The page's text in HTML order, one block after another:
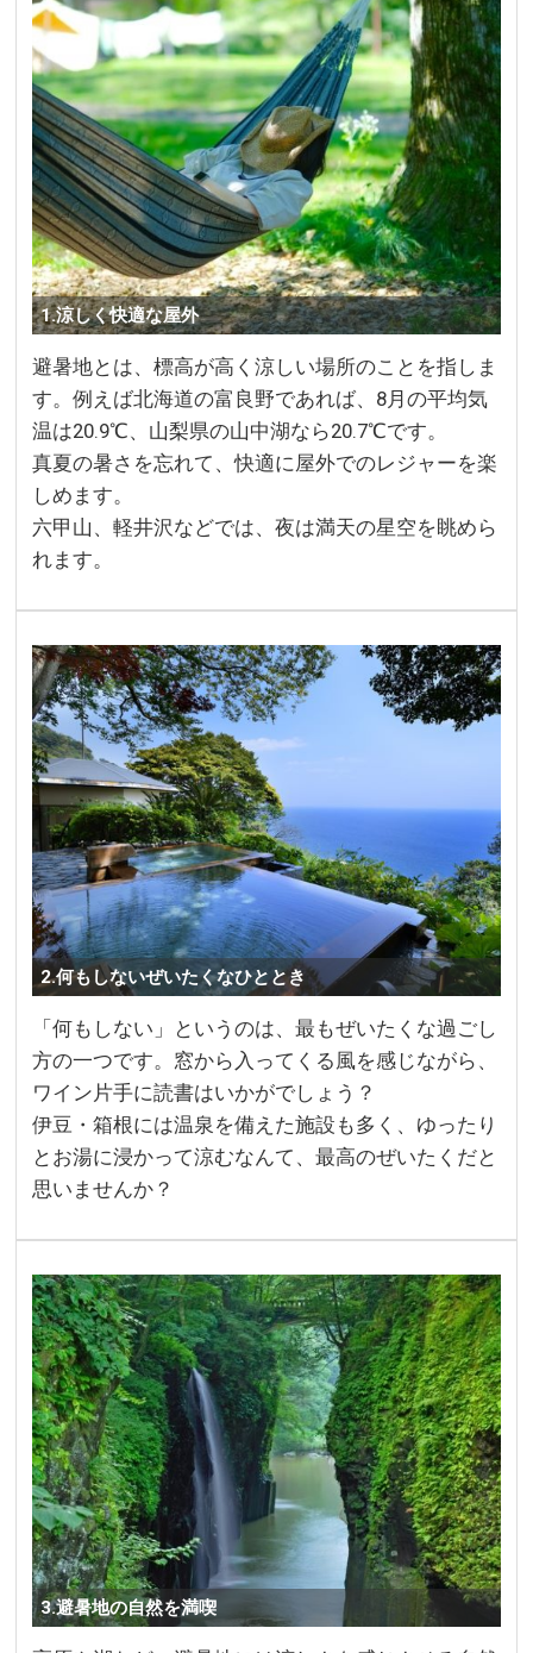
1.涼しく快適な屋外
避暑地とは、標高が高く涼しい場所のことを指しま
す。例えば北海道の富良野であれば、8月の平均気
温は20.9℃、山梨県の山中湖なら20.7℃です。
真夏の暑さを忘れて、快適に屋外でのレジャーを楽
しめます。
六甲山、軽井沢などでは、夜は満天の星空を眺めら
れます。
2.何もしないぜいたくなひととき
「何もしない」というのは、最もぜいたくな過ごし
方の一つです。窓から入ってくる風を感じながら、
ワイン片手に読書はいかがでしょう？
伊豆・箱根には温泉を備えた施設も多く、ゆったり
とお湯に浸かって涼むなんて、最高のぜいたくだと
思いませんか？
3.避暑地の自然を満喫